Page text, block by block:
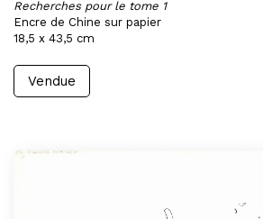
Recherches pour le tome 1
Encre de Chine sur papier
18,5 x 43,5 cm
Vendue